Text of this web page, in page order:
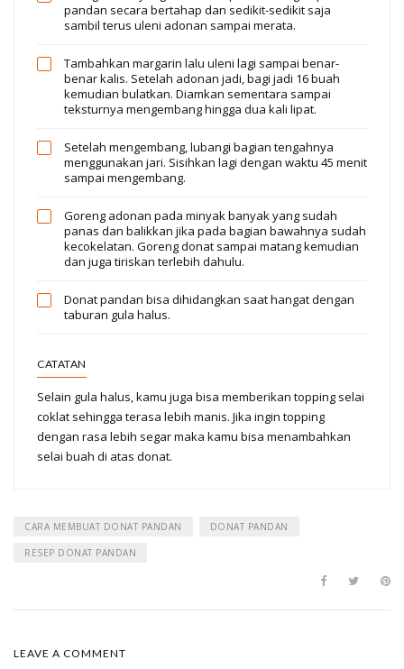
pandan secara bertahap dan sedikit-sedikit saja
sambil terus uleni adonan sampai merata.
Tambahkan margarin lalu uleni lagi sampai benar-
benar kalis. Setelah adonan jadi, bagi jadi 16 buah
kemudian bulatkan. Diamkan sementara sampai
teksturnya mengembang hingga dua kali lipat.
Setelah mengembang, lubangi bagian tengahnya
menggunakan jari. Sisihkan lagi dengan waktu 45 menit
sampai mengembang.
Goreng adonan pada minyak banyak yang sudah
panas dan balikkan jika pada bagian bawahnya sudah
kecokelatan. Goreng donat sampai matang kemudian
dan juga tiriskan terlebih dahulu.
Donat pandan bisa dihidangkan saat hangat dengan
taburan gula halus.
CATATAN
Selain gula halus, kamu juga bisa memberikan topping selai
coklat sehingga terasa lebih manis. Jika ingin topping
dengan rasa lebih segar maka kamu bisa menambahkan
selai buah di atas donat.
CARA MEMBUAT DONAT PANDAN DONAT PANDAN
RESEP DONAT PANDAN
LEAVE A COMMENT